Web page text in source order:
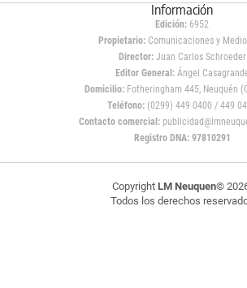
Información
Edición: 6952
Propietario:Comunicaciones y
Director: Juan Carlos Schroeder
Editor General:Ángel
Domicilio:Fotheringham 445, Neuquén
Teléfono: (0299) 449 0400 / 449
Contacto comercial:
Registro DNA: 97810291
Copyright LM Neuquen©
Todos los derechos